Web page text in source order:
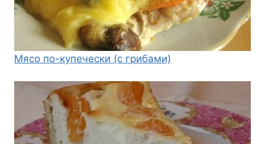
Мясо по-купечески (с грибами)